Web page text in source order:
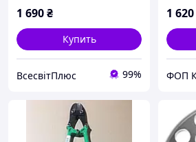
1 690₴
Купить
ВсесвітПлюс 99%
1 620